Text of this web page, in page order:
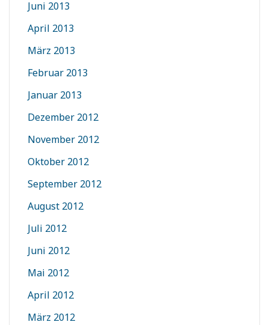
Juni 2013
April 2013
März 2013
Februar 2013
Januar 2013
Dezember 2012
November 2012
Oktober 2012
September 2012
August 2012
Juli 2012
Juni 2012
Mai 2012
April 2012
März 2012